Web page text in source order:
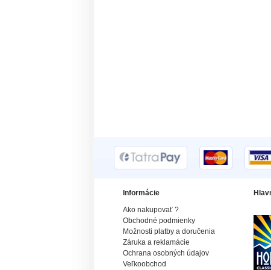
Informácie
Ako nakupovať ?
Obchodné podmienky
Možnosti platby a doručenia
Záruka a reklamácie
Ochrana osobných údajov
Veľkoobchod